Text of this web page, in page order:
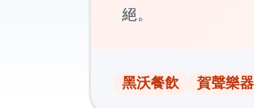
絕。
黑沃餐飲 賀聲樂器